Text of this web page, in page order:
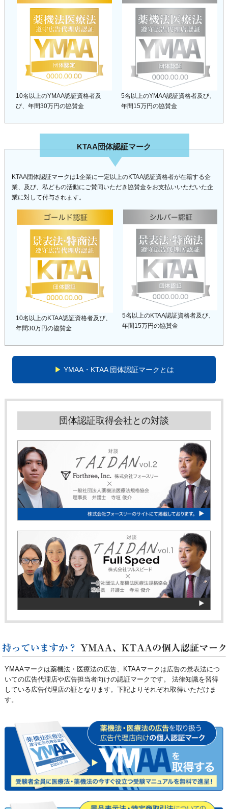
10名以上のYMAA認証資格者及
び、 年間30万円の協賛金
5名以上のYMAA認証資格者及び、
年間15万円の協賛金
KTAA団体認証マーク
KTAA団体認証マークは1企業に一定以上のKTAA認証資格者が在籍する企
業、及び、私どもの活動にご賛同いただき協賛金をお支払いいただいた企
業に対して付与されます。
10名以上のKTAA認証資格者及び、
年間30万円の協賛金
5名以上のKTAA認証資格者及び、
年間15万円の協賛金
YMAA・KTAA 団体認証マークとは
団体認証取得会社との対談
YMAAマークは薬機法・医療法の広告、KTAAマークは広告の景表法につ
いての広告代理店や広告担当者向けの認証マークです。
法律知識を習得
している広告代理店の証となります。下記よりそれぞれ取得いただけま
す。